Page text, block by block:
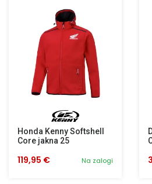
Honda Kenny Softshell
Core jakna 25
Na zalogi
119,95 €